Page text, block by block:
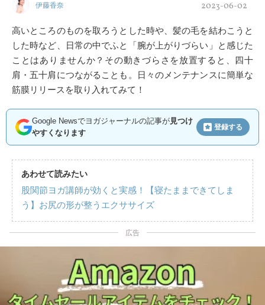
伊藤香奈 2023-06-02
高いところのものを取ろうとした時や、髪の毛を結わこうと
した時など、日常の中でふと「腕が上がりづらい」と感じた
ことはありませんか？その動きづらさを放置すると、四十
肩・五十肩につながることも。日々のメンテナンスに簡単な
筋膜リリースを取り入れてみて！
Google Newsでヨガジャーナルの記事が見つけ
やすくなります
登録する
あわせて読みたい
股関節ヨガ講師が効くと実感！【寝たままできてしま
う】お尻の形が整うエクササイズ
広告